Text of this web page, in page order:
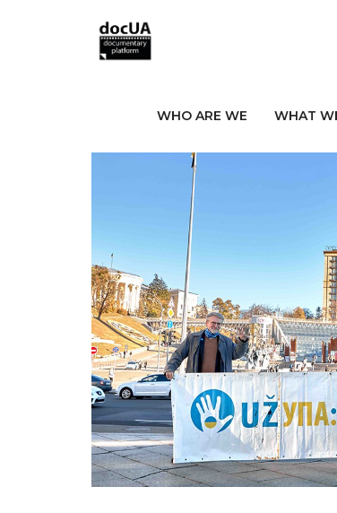
WHO ARE WE WHAT